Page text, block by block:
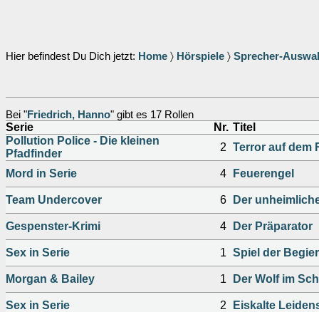
Hier befindest Du Dich jetzt: Home 〉 Hörspiele 〉 Sprecher-
Bei "Friedrich, Hanno" gibt es 17 Rollen
Serie Nr. Titel
Pollution Police - Die kleinen
Pfadfinder
2 Terror auf dem
Mord in Serie 4 Feuerengel
Team Undercover 6 Der
Gespenster-Krimi 4 Der Präparator
Sex in Serie 1 Spiel der
Morgan & Bailey 1 Der Wolf im
Sex in Serie 2 Eiskalte